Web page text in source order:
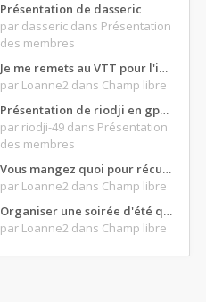
Présentation de dasseric
par dasseric dans Présentation
des membres
Je me remets au VTT pour l'intersaison, version électrique
par Loanne2 dans Champ libre
Présentation de riodji en gpz500
par riodji-49 dans Présentation
des membres
Vous mangez quoi pour récupérer après une grosse journée de moto ?
par Loanne2 dans Champ libre
Organiser une soirée d'été qui claque : vos bons plans matos ?
par Loanne2 dans Champ libre